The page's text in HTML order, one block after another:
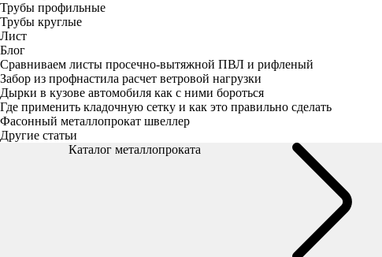
Трубы профильные
Трубы круглые
Лист
Блог
Сравниваем листы просечно-вытяжной ПВЛ и рифленый
Забор из профнастила расчет ветровой нагрузки
Дырки в кузове автомобиля как с ними бороться
Где применить кладочную сетку и как это правильно сделать
Фасонный металлопрокат швеллер
Другие статьи
Каталог металлопроката